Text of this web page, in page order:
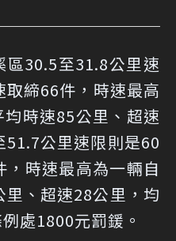
30.5至31.8公里速
締66件，時速最高
時速85公里、超速
公里速限則是60
時速最高為一輛自
、超速28公里，均
處1800元罰鍰。